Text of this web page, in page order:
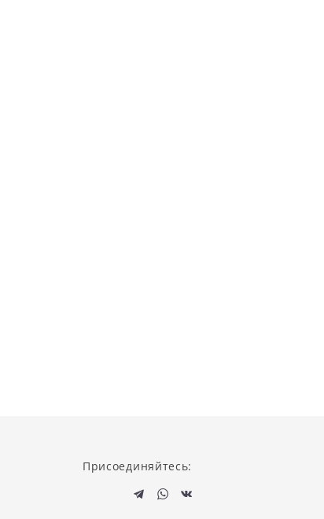
Присоединяйтесь: